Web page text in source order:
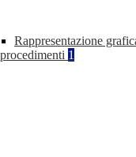
Rappresentazione
1